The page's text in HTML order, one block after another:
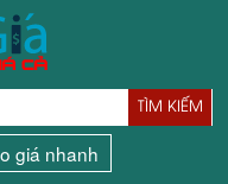
TÌM KIẾM
giá nhanh